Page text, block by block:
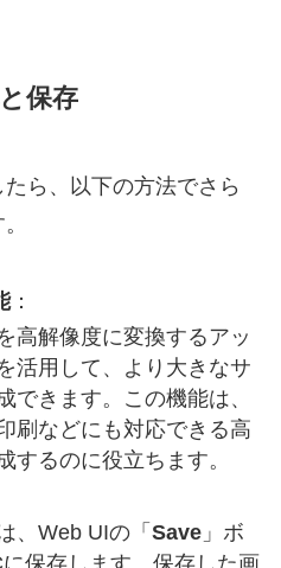
保存
ら、以下の方法でさら
：
高解像度に変換するアッ
活用して、より大きなサ
できます。この機能は、
刷などにも対応できる高
するのに役立ちます。
、Web UIの「 Save」ボ